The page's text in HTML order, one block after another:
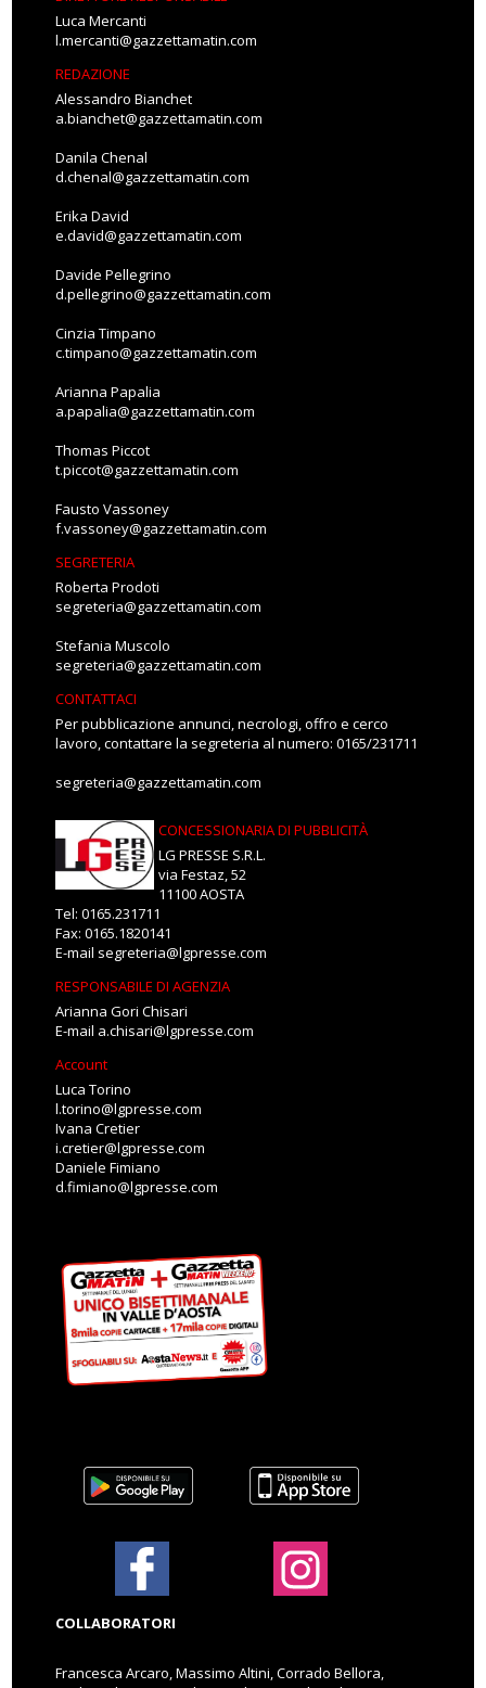
Luca Mercanti
l.mercanti@gazzettamatin.com
REDAZIONE
Alessandro Bianchet
a.bianchet@gazzettamatin.com
Danila Chenal
d.chenal@gazzettamatin.com
Erika David
e.david@gazzettamatin.com
Davide Pellegrino
d.pellegrino@gazzettamatin.com
Cinzia Timpano
c.timpano@gazzettamatin.com
Arianna Papalia
a.papalia@gazzettamatin.com
Thomas Piccot
t.piccot@gazzettamatin.com
Fausto Vassoney
f.vassoney@gazzettamatin.com
SEGRETERIA
Roberta Prodoti
segreteria@gazzettamatin.com
Stefania Muscolo
segreteria@gazzettamatin.com
CONTATTACI
Per pubblicazione annunci, necrologi, offro e cerco
lavoro, contattare la segreteria al numero: 0165/231711
segreteria@gazzettamatin.com
CONCESSIONARIA DI PUBBLICITÀ
LG PRESSE S.R.L.
via Festaz, 52
11100 AOSTA
Tel: 0165.231711
Fax: 0165.1820141
E-mail segreteria@lgpresse.com
RESPONSABILE DI AGENZIA
Arianna Gori Chisari
E-mail a.chisari@lgpresse.com
Account
Luca Torino
l.torino@lgpresse.com
Ivana Cretier
i.cretier@lgpresse.com
Daniele Fimiano
d.fimiano@lgpresse.com
COLLABORATORI
Francesca Arcaro, Massimo Altini, Corrado Bellora,